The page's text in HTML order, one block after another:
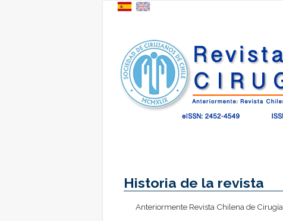
Historia de la revista
Anteriormente Revista Chilena de Cirugía